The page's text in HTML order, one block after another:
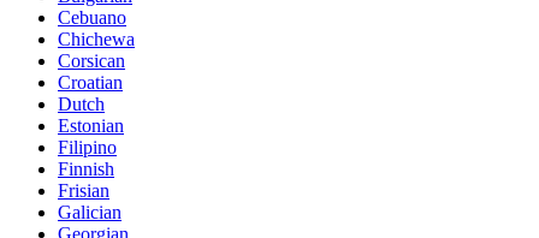
Cebuano
Chichewa
Corsican
Croatian
Dutch
Estonian
Filipino
Finnish
Frisian
Galician